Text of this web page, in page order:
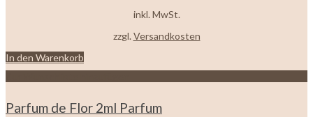
inkl. MwSt.
zzgl. Versandkosten
In den Warenkorb
Parfum de Flor 2ml Parfum